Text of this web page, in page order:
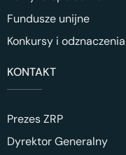
Fundusze unijne
Konkursy i odznaczenia
KONTAKT
Prezes ZRP
Dyrektor Generalny